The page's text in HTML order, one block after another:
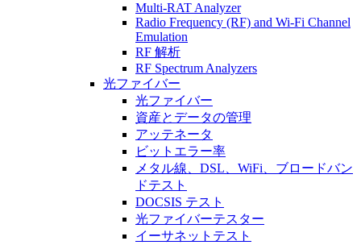
Multi-RAT Analyzer
Radio Frequency (RF) and Wi-Fi Channel
Emulation
RF 解析
RF Spectrum Analyzers
光ファイバー
光ファイバー
資産とデータの管理
アッテネータ
ビットエラー率
メタル線、DSL、WiFi、ブロードバン
ドテスト
DOCSIS テスト
光ファイバーテスター
イーサネットテスト